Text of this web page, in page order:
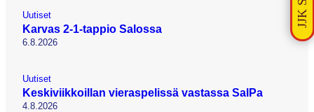
Uutiset
Karvas 2-1-tappio Salossa
6.8.2026
Uutiset
Keskiviikkoillan vieraspelissä vastassa SalPa
4.8.2026